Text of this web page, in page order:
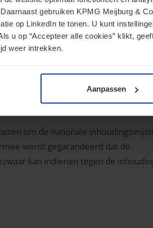
gebruiken KPMG Meijburg &
op LinkedIn te tonen. U kunt
u op “Accepteer alle cookies” klikt,
weer intrekken.
Aanpassen
entiteit. De gelieerdheid
belang. Een kwalificerend belang
samenwerkende groep als
dat de uitwerking van het
zal een nieuw eigen
begrip samenwerkende groep).
om de nationale
wordt gegarandeerd dat de
kan indienen tegen de